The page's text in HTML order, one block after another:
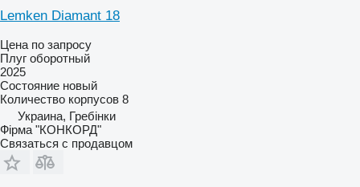
Lemken Diamant 18
Цена по запросу
Плуг оборотный
2025
Состояние новый
Количество корпусов 8
Украина, Гребінки
Фірма "КОНКОРД"
Связаться с продавцом